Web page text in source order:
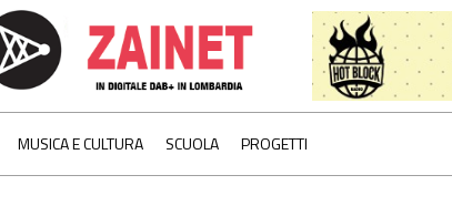
MUSICA E CULTURA SCUOLA PROGETTI